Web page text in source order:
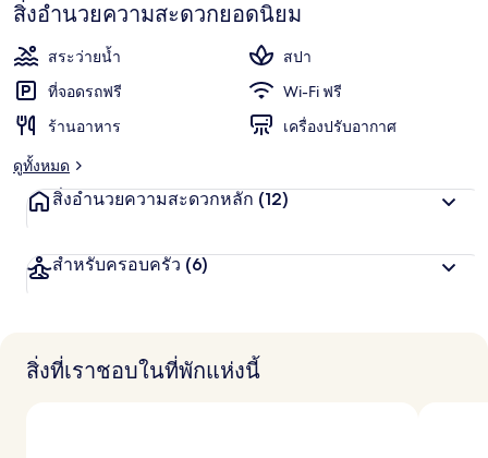
สิ่งอำนวยความสะดวกยอดนิยม
สระว่ายน้ำ
สปา
ที่จอดรถฟรี
Wi-Fi ฟรี
ร้านอาหาร
เครื่องปรับอากาศ
ดูทั้งหมด
สิ่งอำนวยความสะดวกหลัก (12)
สำหรับครอบครัว (6)
สิ่งที่เราชอบในที่พักแห่งนี้